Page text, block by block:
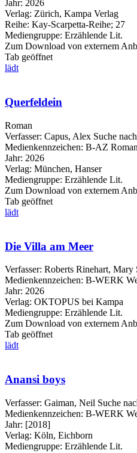
Jahr: 2026
Verlag: Zürich, Kampa Verlag
Reihe: Kay-Scarpetta-Reihe; 27
Mediengruppe: Erzählende Lit.
Zum Download von externem
Tab geöffnet
lädt
Querfeldein
Roman
Verfasser: Capus, Alex Suche
Medienkennzeichen: B-AZ
Jahr: 2026
Verlag: München, Hanser
Mediengruppe: Erzählende Lit.
Zum Download von externem
Tab geöffnet
lädt
Die Villa am Meer
Verfasser: Roberts Rinehart, Mary
Medienkennzeichen: B-WERK
Jahr: 2026
Verlag: OKTOPUS bei Kampa
Mediengruppe: Erzählende Lit.
Zum Download von externem
Tab geöffnet
lädt
Anansi boys
Verfasser: Gaiman, Neil Suche
Medienkennzeichen: B-WERK
Jahr: [2018]
Verlag: Köln, Eichborn
Mediengruppe: Erzählende Lit.